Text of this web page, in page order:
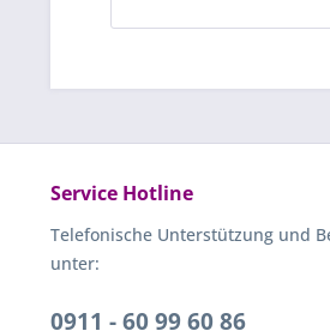
Service Hotline
Telefonische Unterstützung und
unter:
0911 - 60 99 60 86